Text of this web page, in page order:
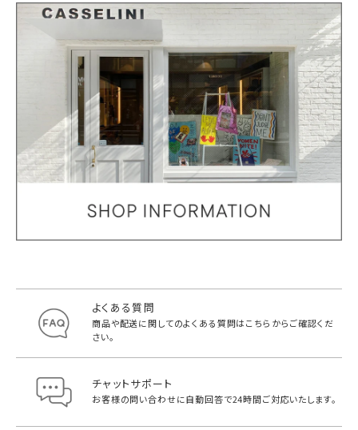
よくある質問
商品や配送に関してのよくある質問はこちらからご確認くだ
さい。
チャットサポート
お客様の問い合わせに自動回答で24時間ご対応いたします。